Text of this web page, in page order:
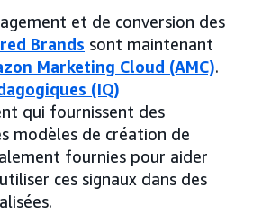
et de conversion des
Brands sont maintenant
Marketing Cloud (AMC).
(IQ)
qui fournissent des
modèles de création de
fournies pour aider
ces signaux dans des